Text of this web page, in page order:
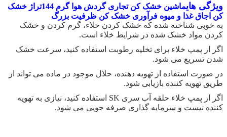
ویژگی های
ماشین خشک کن تجاری گردش هوا گرم 144تراژ خشک
کن اجاق غذا و میوه فرآوری خشک کن ظرفیت بزرگ
به خوبی شناخته شده که خشک کردن خلاء، گرم کردن و خشک
کردن مواد خشک شده در شرایط خلاء است.
اگر از پمپ خلاء برای تخلیه رطوبت استفاده کنید، سرعت خشک
شدن تسریع می شود.
در صورت استفاده از تهویه دهنده، حلال موجود در ماده می تواند از
طریق تهویه کننده بازیابی شود.
اگر از پمپ خلاء حلقه آب سری SK استفاده کنید، نیازی به تهویه
کننده نیست و سرمایه گذاری صرفه جویی می شود.